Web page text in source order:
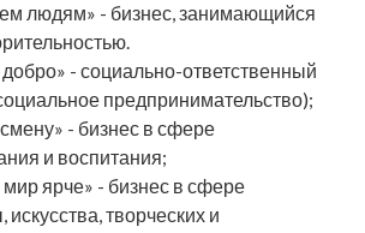
людям» - бизнес, занимающийся
- социально-ответственный
предпринимательство);
- бизнес в сфере
и воспитания;
ярче» - бизнес в сфере
искусства, творческих и